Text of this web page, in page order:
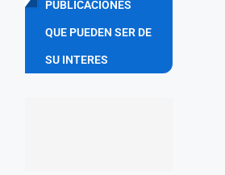
PUBLICACIONES
QUE PUEDEN SER DE
SU INTERES